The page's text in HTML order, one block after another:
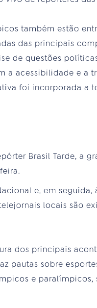
também estão
das principais
de questões
a acessibilidade e a
foi incorporada a
Brasil Tarde, a
e, em seguida,
locais são
dos principais
pautas sobre
e paralímpicos,